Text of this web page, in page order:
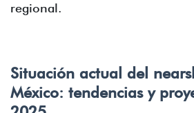
regional.
Situación actual del
México: tendencias y